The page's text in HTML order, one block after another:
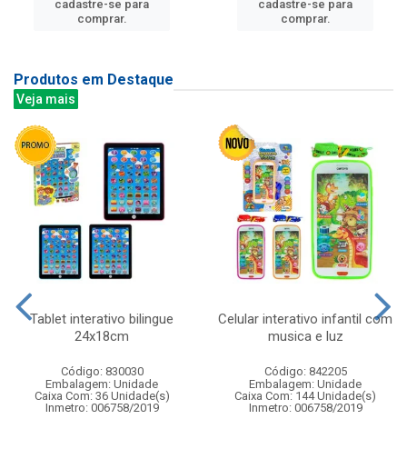
cadastre-se para
comprar.
cadastre-se para
comprar.
Produtos em Destaque
Veja mais
Tablet interativo bilingue
24x18cm
Código: 830030
Embalagem: Unidade
Caixa Com: 36 Unidade(s)
Inmetro: 006758/2019
Celular interativo infantil com
musica e luz
Código: 842205
Embalagem: Unidade
Caixa Com: 144 Unidade(s)
Inmetro: 006758/2019